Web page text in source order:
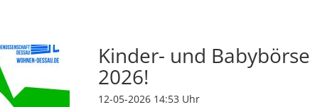
Kinder- und Babybörse
2026!
12-05-2026 14:53 Uhr